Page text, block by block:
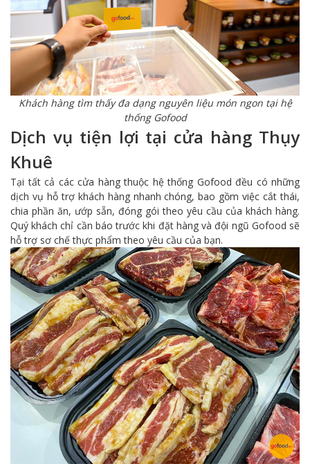
Khách hàng tìm thấy đa dạng nguyên liệu món ngon tại hệ
thống Gofood
Dịch vụ tiện lợi tại cửa hàng Thụy
Khuê
Tại tất cả các cửa hàng thuộc hệ thống Gofood đều có những
dịch vụ hỗ trợ khách hàng nhanh chóng, bao gồm việc cắt thái,
chia phần ăn, ướp sẵn, đóng gói theo yêu cầu của khách hàng.
Quý khách chỉ cần báo trước khi đặt hàng và đội ngũ Gofood sẽ
hỗ trợ sơ chế thực phẩm theo yêu cầu của bạn.